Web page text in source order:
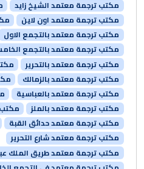
مكتب ترجمة معتمد الشيخ زايد
مكتب ترجمة معتمد اون لاين
مكتب ترجمة معتمد بالتجمع الاول
مكتب ترجمة معتمد بالتجمع
مكتب ترجمة معتمد بالتحرير
مكتب ترجمة معتمد بالزمالك
مكتب ترجمة معتمد بالعباسية
مكتب ترجمة معتمد بالملز
مكتب ترجمة معتمد حدائق القبة
مكتب ترجمة معتمد شارع التحرير
مكتب ترجمة معتمد طريق الملك